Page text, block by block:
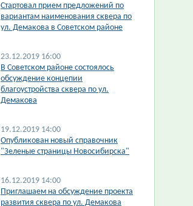
Стартовал прием предложений по
вариантам наименования сквера по
ул. Демакова в Советском районе
23.12.2019 16:00
В Советском районе состоялось
обсуждение концепии
благоустройства сквера по ул.
Демакова
19.12.2019 14:00
Опубликован новый справочник
"Зеленые страницы Новосибирска"
16.12.2019 14:00
Приглашаем на обсуждение проекта
развития сквера по ул. Демакова